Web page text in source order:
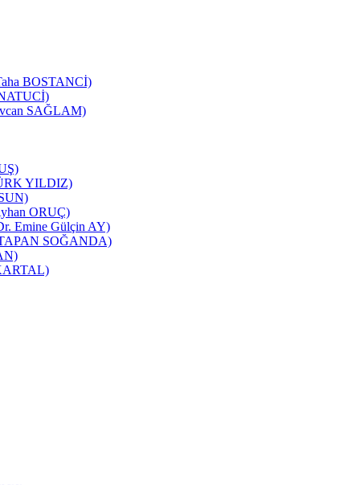
BOSTANCİ)
SAĞLAM)
YILDIZ)
ORUÇ)
Emine Gülçin AY)
TAPAN SOĞANDA)